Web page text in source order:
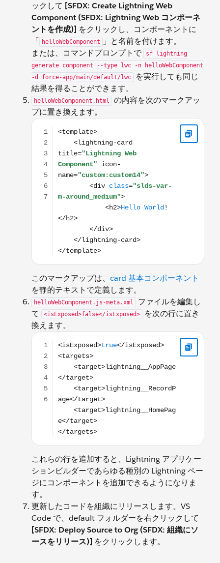
ックして [SFDX: Create Lightning Web
Component (SFDX: Lightning Web コンポーネ
ントを作成)] をクリックし、コンポーネントに
「 helloWebComponent 」と名前を付けます。
または、コマンドプロンプトで
sf lightning
generate component --type lwc -n helloWebComponent
-d force-app/main/default/lwc
を実行しても同じ
結果を得ることができます。
helloWebComponent.html
の内容を次のマークアッ
プに置き換えます。
<template> <lightning-card title="Lightning Web
このマークアップは、 card 基本コンポーネント
を静的テキストで定義します。
helloWebComponent.js-meta.xml
ファイルを編集し
て
<isExposed>false</isExposed>
を次の行に置き
換えます。
<isExposed>true</isExposed> <targets>
これらの行を追加すると、Lightning アプリケー
ションビルダーであらゆる種別の Lightning ペー
ジにコンポーネントを追加できるようになりま
す。
更新したコードを組織にリリースします。VS
Code で、default フォルダーを右クリックして
[SFDX: Deploy Source to Org (SFDX: 組織にソ
ースをリリース)] をクリックします。